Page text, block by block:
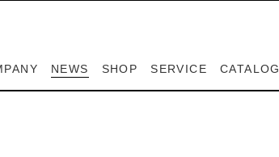
NEWS SHOP
SERVICE
SPIGA
PEDRALI
LAPALMA
CASABLANCA
CATALOG